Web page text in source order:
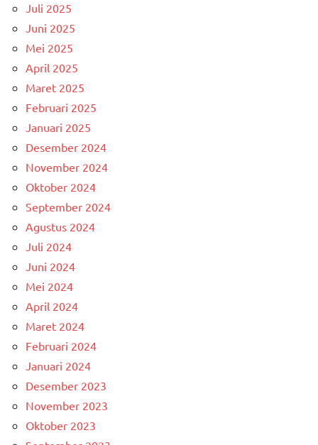
Juli 2025
Juni 2025
Mei 2025
April 2025
Maret 2025
Februari 2025
Januari 2025
Desember 2024
November 2024
Oktober 2024
September 2024
Agustus 2024
Juli 2024
Juni 2024
Mei 2024
April 2024
Maret 2024
Februari 2024
Januari 2024
Desember 2023
November 2023
Oktober 2023